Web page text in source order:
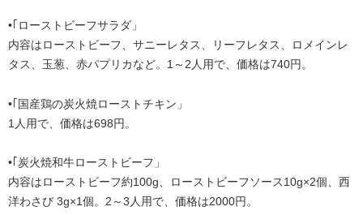
•｢ローストビーフサラダ」
内容はローストビーフ、サニーレタス、リーフレタス、ロメインレ
タス、玉葱、赤パプリカなど。1～2人用で、価格は740円。
•｢国産鶏の炭火焼ローストチキン」
1人用で、価格は698円。
•｢炭火焼和牛ローストビーフ」
内容はローストビーフ約100g、ローストビーフソース10g×2個、西
洋わさび 3g×1個。2～3人用で、価格は2000円。